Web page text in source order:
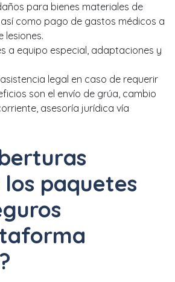
para bienes materiales de
como pago de gastos médicos a
lesiones.
a equipo especial, adaptaciones y
legal en caso de requerir
son el envío de grúa, cambio
asesoría jurídica vía
paquetes